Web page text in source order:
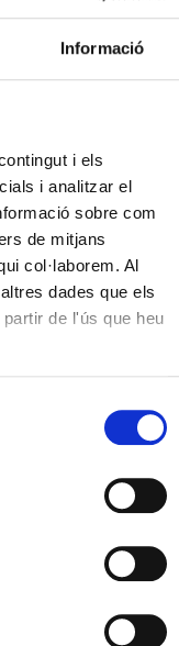
Informació
i els
i analitzar el
sobre com
de mitjans
col·laborem. Al
dades que els
de l'ús que heu